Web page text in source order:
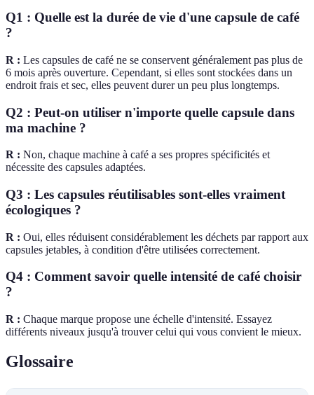
Q1 : Quelle est la durée de vie d'une capsule de café
?
R : Les capsules de café ne se conservent généralement pas plus de
6 mois après ouverture. Cependant, si elles sont stockées dans un
endroit frais et sec, elles peuvent durer un peu plus longtemps.
Q2 : Peut-on utiliser n'importe quelle capsule dans
ma machine ?
R : Non, chaque machine à café a ses propres spécificités et
nécessite des capsules adaptées.
Q3 : Les capsules réutilisables sont-elles vraiment
écologiques ?
R : Oui, elles réduisent considérablement les déchets par rapport aux
capsules jetables, à condition d'être utilisées correctement.
Q4 : Comment savoir quelle intensité de café choisir
?
R : Chaque marque propose une échelle d'intensité. Essayez
différents niveaux jusqu'à trouver celui qui vous convient le mieux.
Glossaire